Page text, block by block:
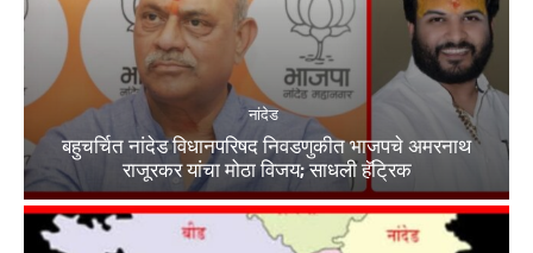
नांदेड
बहुचर्चित नांदेड विधानपरिषद निवडणुकीत भाजपचे अमरनाथ
राजूरकर यांचा मोठा विजय; साधली हॅट्रिक